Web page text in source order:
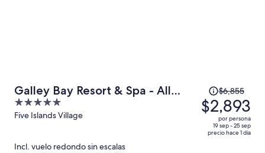
Galley Bay Resort & Spa - All
inclusive
5
out
5
Five Islands Village
precio
era
$6,855
$6,855
$2,893
por persona
19 sep - 25 sep
precio hace 1 día
Incl. vuelo redondo sin escalas